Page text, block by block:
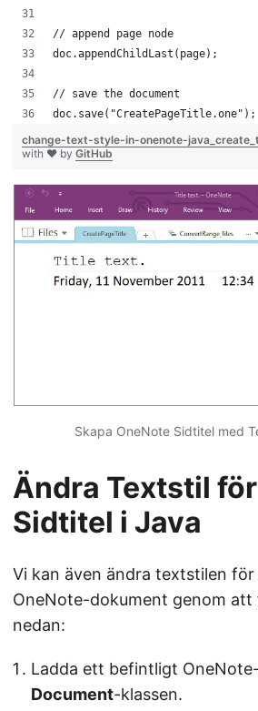
// append page node
doc.appendChildLast(page);
// save the document
doc.save("CreatePageTitle.one");
change-text-style-in-onenote-
with ❤ by GitHub
Skapa OneNote Sidtitel med
Ändra Textstil
Sidtitel i Java
Vi kan även ändra textstilen
OneNote-dokument genom att
nedan:
Ladda ett befintligt
Document-klassen.